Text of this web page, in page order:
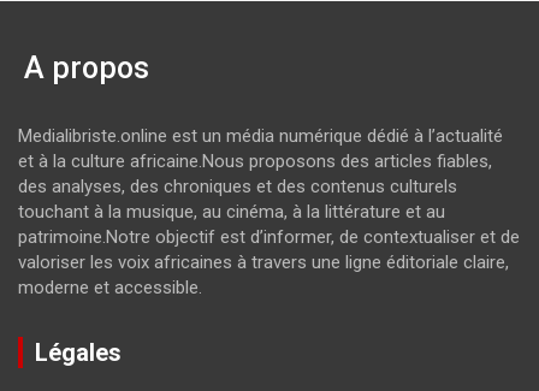
A propos
Medialibriste.online est un média numérique dédié à l’actualité
et à la culture africaine.Nous proposons des articles fiables,
des analyses, des chroniques et des contenus culturels
touchant à la musique, au cinéma, à la littérature et au
patrimoine.Notre objectif est d’informer, de contextualiser et de
valoriser les voix africaines à travers une ligne éditoriale claire,
moderne et accessible.
Légales